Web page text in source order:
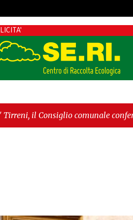
conferma Sara Fariello.
ammessa alla fase europea per